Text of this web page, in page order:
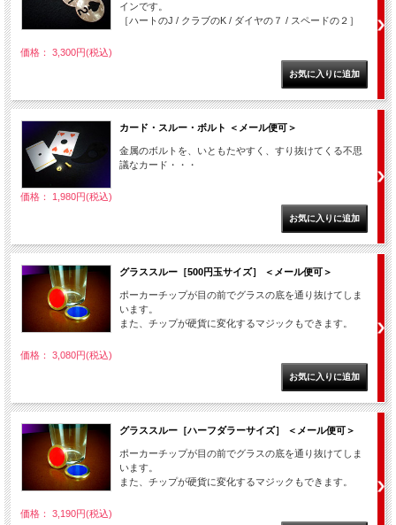
インです。
［ハートのJ / クラブのK / ダイヤの７ / スペードの２］
価格： 3,300円(税込)
カード・スルー・ボルト ＜メール便可＞
金属のボルトを、いともたやすく、すり抜けてくる不思
議なカード・・・
価格： 1,980円(税込)
グラススルー［500円玉サイズ］ ＜メール便可＞
ポーカーチップが目の前でグラスの底を通り抜けてしま
います。
また、チップが硬貨に変化するマジックもできます。
価格： 3,080円(税込)
グラススルー［ハーフダラーサイズ］ ＜メール便可＞
ポーカーチップが目の前でグラスの底を通り抜けてしま
います。
また、チップが硬貨に変化するマジックもできます。
価格： 3,190円(税込)